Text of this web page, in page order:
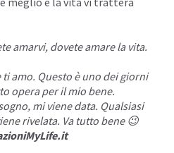
amarvi, dovete amare la vita.
ti amo. Questo è uno dei giorni
opera per il mio bene.
mi viene data. Qualsiasi
rivelata. Va tutto bene 😉
MyLife.it